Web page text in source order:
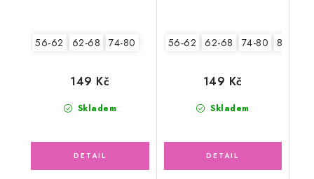
56-62 62-68 74-80
Skladem
149 Kč
56-62 62-68 74-80 80-86
Skladem
149 Kč